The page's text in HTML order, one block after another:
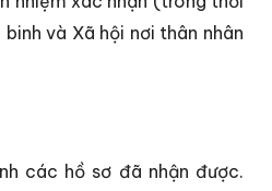
và Xã hội nơi thân nhân
các hồ sơ đã nhận được.